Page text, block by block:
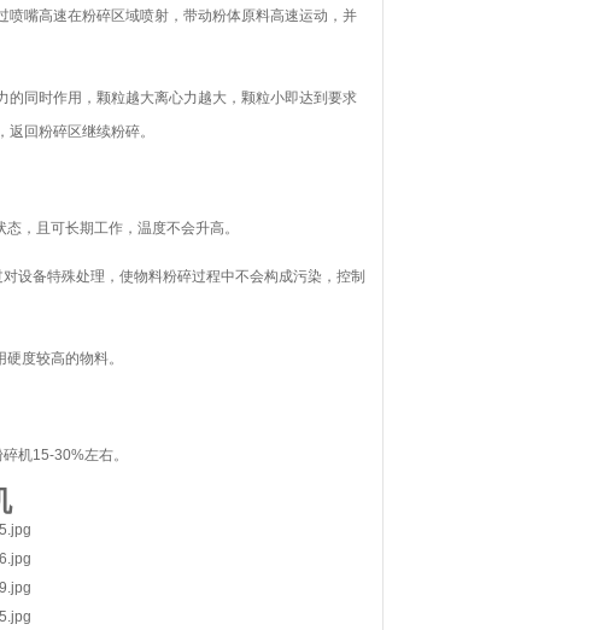
嘴高速在粉碎区域喷射，带动粉体原料高速运动，并
同时作用，颗粒越大离心力越大，颗粒小即达到要求
回粉碎区继续粉碎。
，且可长期工作，温度不会升高。
设备特殊处理，使物料粉碎过程中不会构成污染，控制
度较高的物料。
机15-30%左右。